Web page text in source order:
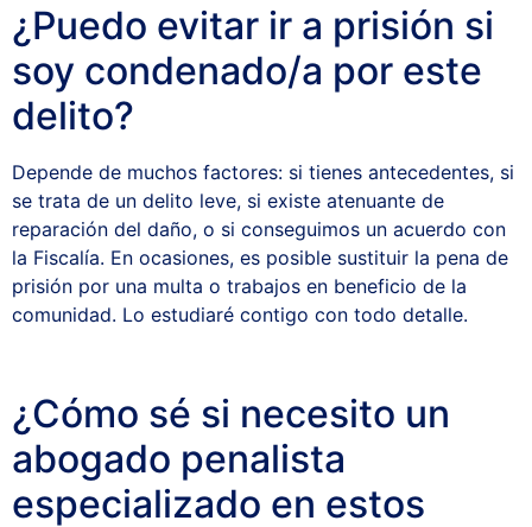
¿Puedo evitar ir a prisión si
soy condenado/a por este
delito?
Depende de muchos factores: si tienes antecedentes, si
se trata de un delito leve, si existe atenuante de
reparación del daño, o si conseguimos un acuerdo con
la Fiscalía. En ocasiones, es posible sustituir la pena de
prisión por una multa o trabajos en beneficio de la
comunidad. Lo estudiaré contigo con todo detalle.
¿Cómo sé si necesito un
abogado penalista
especializado en estos